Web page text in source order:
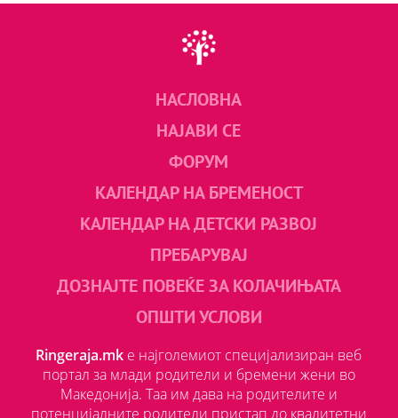
НАСЛОВНА
НАЈАВИ СЕ
ФОРУМ
КАЛЕНДАР НА БРЕМЕНОСТ
КАЛЕНДАР НА ДЕТСКИ РАЗВОЈ
ПРЕБАРУВАЈ
ДОЗНАЈТЕ ПОВЕЌЕ ЗА КОЛАЧИЊАТА
ОПШТИ УСЛОВИ
Ringeraja.mk е најголемиот специјализиран веб
портал за млади родители и бремени жени во
Македонија. Таа им дава на родителите и
потенцијалните родители пристап до квалитетни